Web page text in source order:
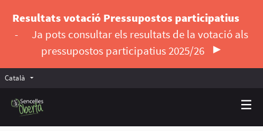
Resultats votació Pressupostos participatius
-
Ja pots consultar els resultats de la votació als
pressupostos participatius 2025/26
Català Triar la llengua